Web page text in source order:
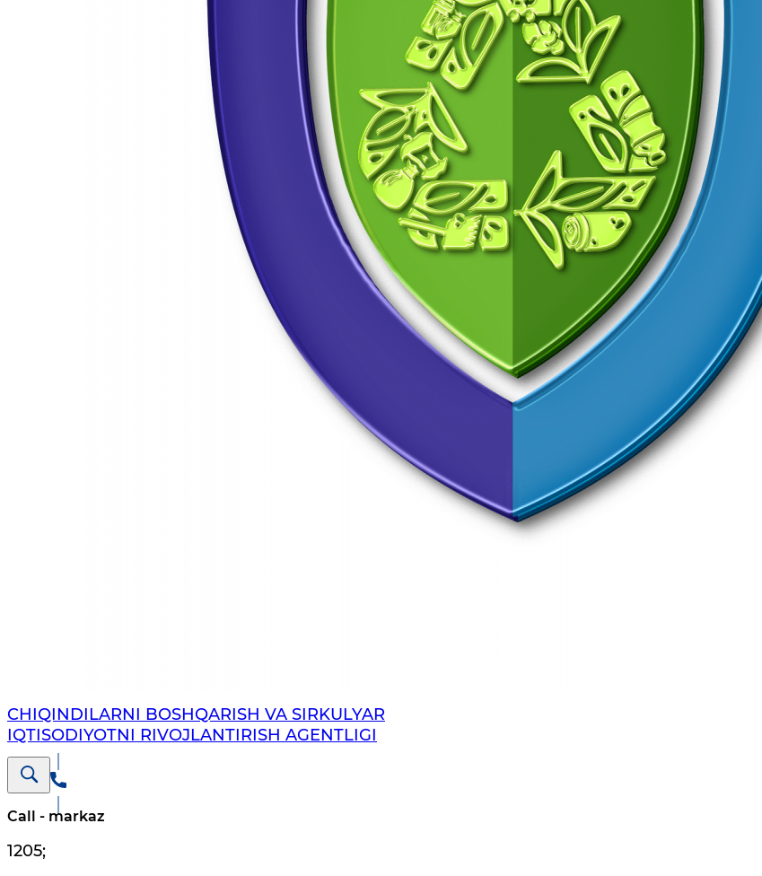
CHIQINDILARNI BOSHQARISH VA SIRKULYAR
IQTISODIYOTNI RIVOJLANTIRISH AGENTLIGI
Call - markaz
1205;